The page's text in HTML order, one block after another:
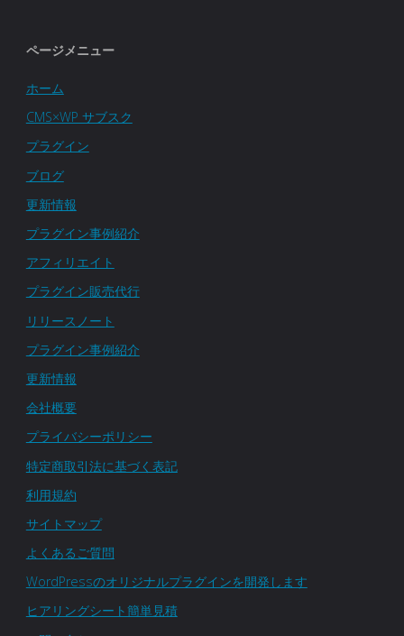
ページメニュー
ホーム
CMS×WP サブスク
プラグイン
ブログ
更新情報
プラグイン事例紹介
アフィリエイト
プラグイン販売代行
リリースノート
プラグイン事例紹介
更新情報
会社概要
プライバシーポリシー
特定商取引法に基づく表記
利用規約
サイトマップ
よくあるご質問
WordPressのオリジナルプラグインを開発します
ヒアリングシート簡単見積